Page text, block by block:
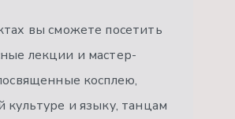
вы сможете посетить
лекции и мастер-
косплею,
культуре и языку, танцам